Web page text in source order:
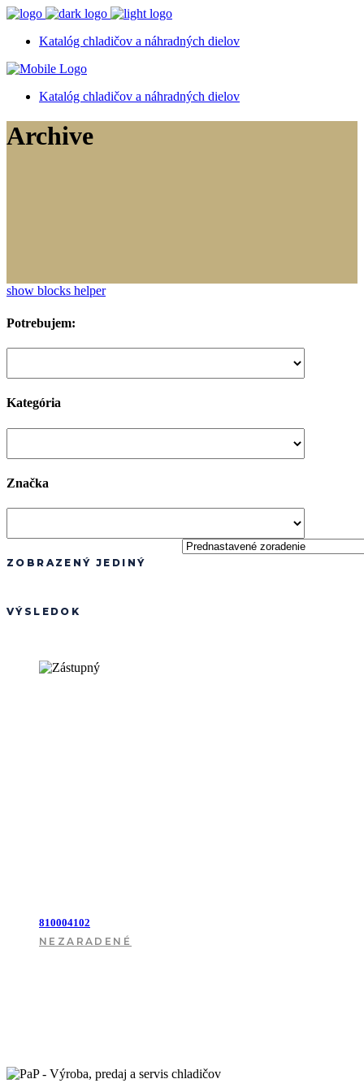
Katalóg chladičov a náhradných dielov
Katalóg chladičov a náhradných dielov
Archive
show blocks helper
Potrebujem:
Kategória
Značka
ZOBRAZENÝ JEDINÝ
VÝSLEDOK
810004102
NEZARADENÉ